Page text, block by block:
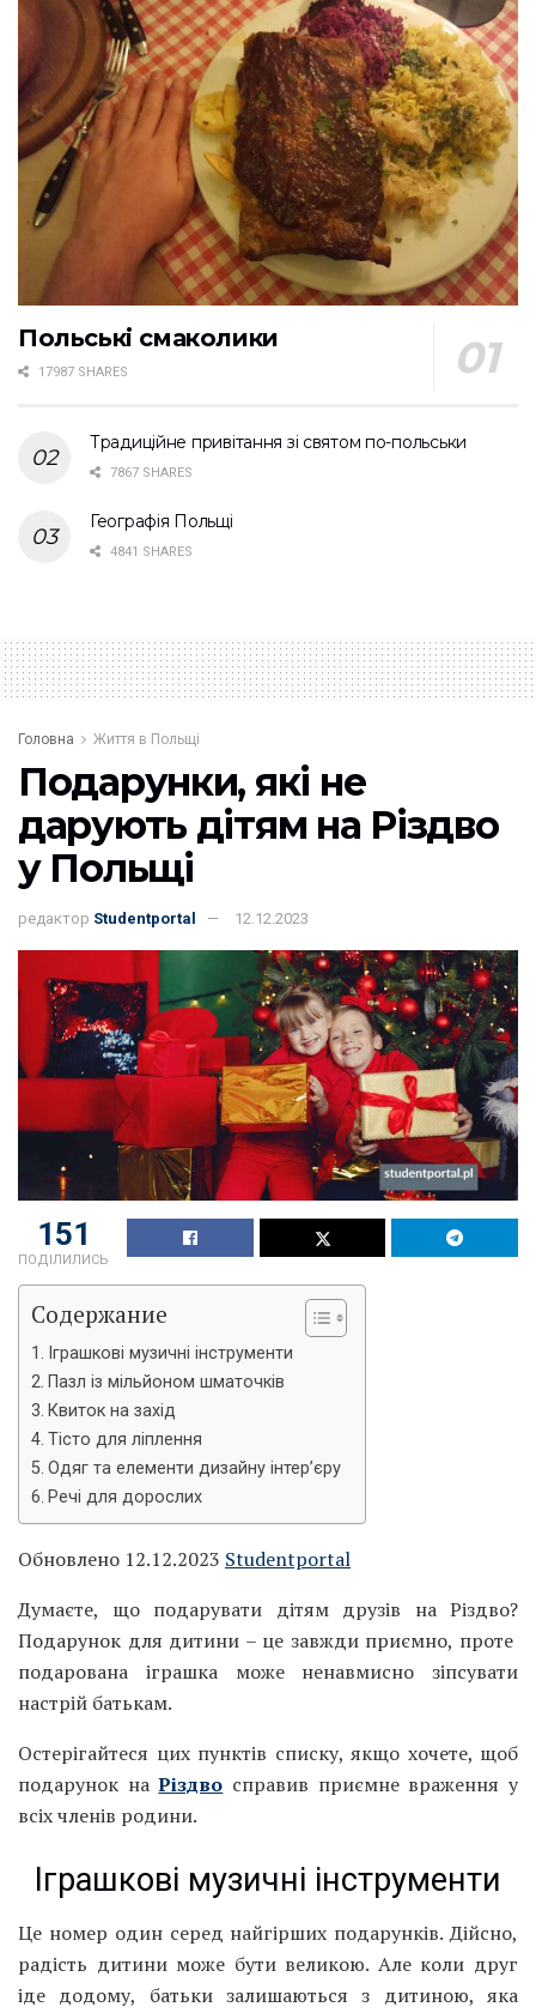
Польські смаколики
17987 SHARES
Традиційне привітання зі святом по-польськи
7867 SHARES
Географія Польщі
4841 SHARES
Головна Життя в Польщі
Подарунки, які не
дарують дітям на Різдво
у Польщі
редактор Studentportal 12.12.2023
151
ПОДІЛИЛИСЬ
Содержание
Іграшкові музичні інструменти
Пазл із мільйоном шматочків
Квиток на захід
Тісто для ліплення
Одяг та елементи дизайну інтер’єру
Речі для дорослих
Обновлено 12.12.2023 Studentportal
Думаєте, що подарувати дітям друзів на Різдво?
Подарунок для дитини – це завжди приємно, проте
подарована іграшка може ненавмисно зіпсувати
настрій батькам.
Остерігайтеся цих пунктів списку, якщо хочете, щоб
подарунок наРіздво справив приємне враження у
всіх членів родини.
Іграшкові музичні інструменти
Це номер один серед найгірших подарунків. Дійсно,
радість дитини може бути великою. Але коли друг
іде додому, батьки залишаються з дитиною, яка